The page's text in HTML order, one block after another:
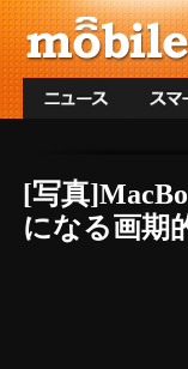
[写真
になる画期